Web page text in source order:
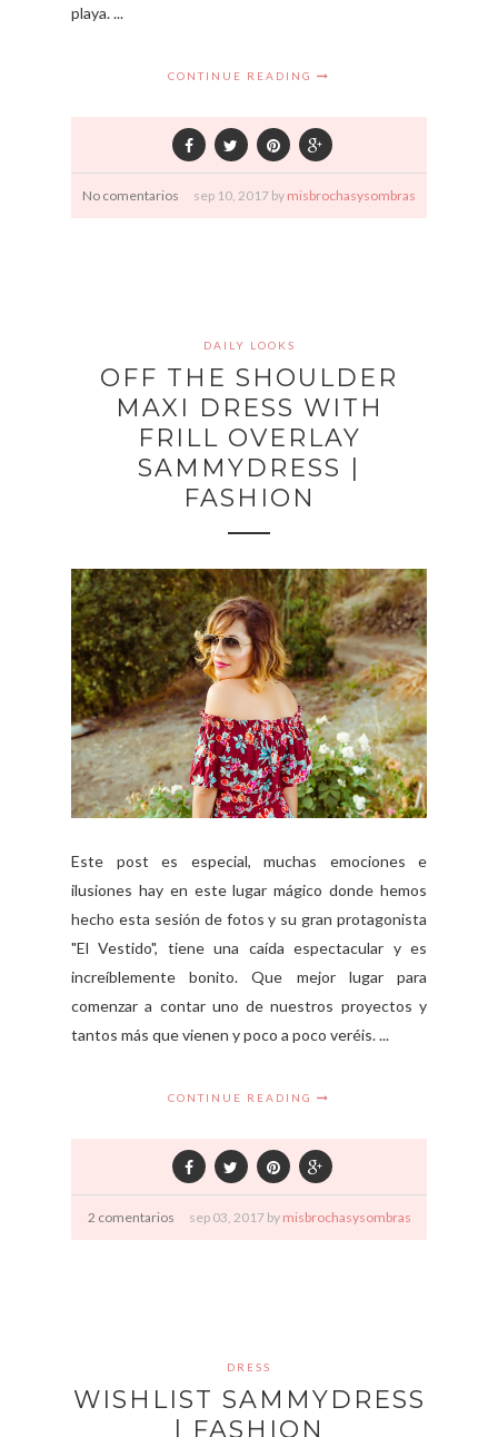
playa. ...
CONTINUE READING
No comentarios sep 10, 2017 by misbrochasysombras
DAILY LOOKS
OFF THE SHOULDER
MAXI DRESS WITH
FRILL OVERLAY
SAMMYDRESS |
FASHION
Este post es especial, muchas emociones e
ilusiones hay en este lugar mágico donde hemos
hecho esta sesión de fotos y su gran protagonista
"El Vestido", tiene una caída espectacular y es
increíblemente bonito. Que mejor lugar para
comenzar a contar uno de nuestros proyectos y
tantos más que vienen y poco a poco veréis. ...
CONTINUE READING
2 comentarios sep 03, 2017 by misbrochasysombras
DRESS
WISHLIST SAMMYDRESS
| FASHION